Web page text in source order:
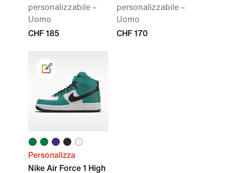
personalizzabile –
Uomo
CHF 185
personalizzabile –
Uomo
CHF 170
Personalizza
Nike Air Force 1 High